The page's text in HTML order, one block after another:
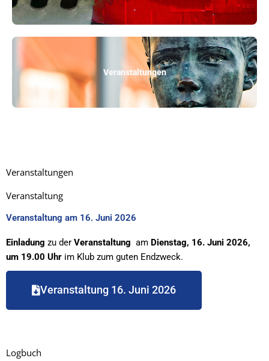
Veranstaltungen
Veranstaltungen
Veranstaltung
Veranstaltung am 16. Juni 2026
Einladung zu der Veranstaltung am Dienstag, 16. Juni 2026,
um 19.00 Uhr im Klub zum guten Endzweck.
Veranstaltung 16. Juni 2026
Logbuch